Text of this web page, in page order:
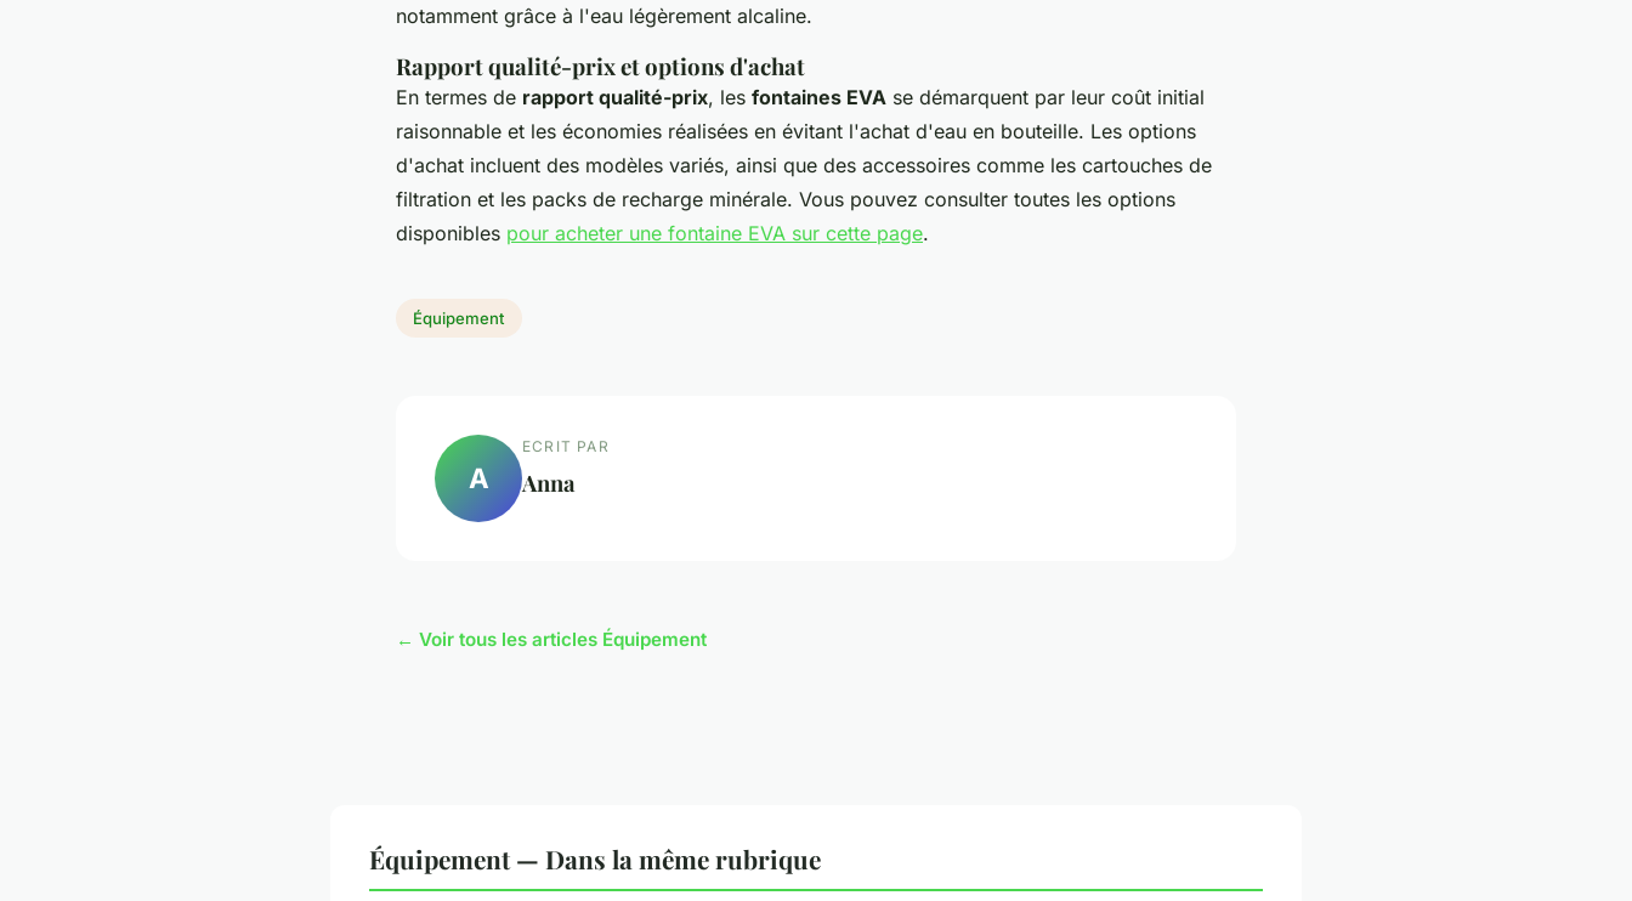
notamment grâce à l'eau légèrement alcaline.
Rapport qualité-prix et options d'achat
En termes de rapport qualité-prix, les fontaines EVA se démarquent par leur coût initial
raisonnable et les économies réalisées en évitant l'achat d'eau en bouteille. Les options
d'achat incluent des modèles variés, ainsi que des accessoires comme les cartouches de
filtration et les packs de recharge minérale. Vous pouvez consulter toutes les options
disponibles pour acheter une fontaine EVA sur cette page.
Équipement
A
ECRIT PAR
Anna
← Voir tous les articles Équipement
Équipement — Dans la même rubrique